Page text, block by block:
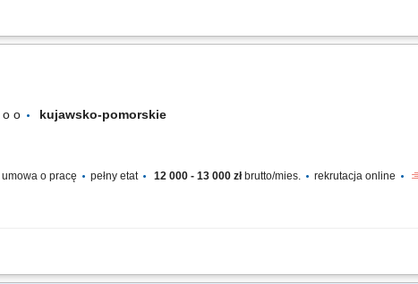
wytycznych; Szlifowanie, obróbka i renowacja powierzchni drewnianych;
o o kujawsko-pomorskie
umowa o pracę pełny etat 12 000 - 13 000 złbrutto/mies. rekrutacja online
przy produkcji;praca przy montażu;